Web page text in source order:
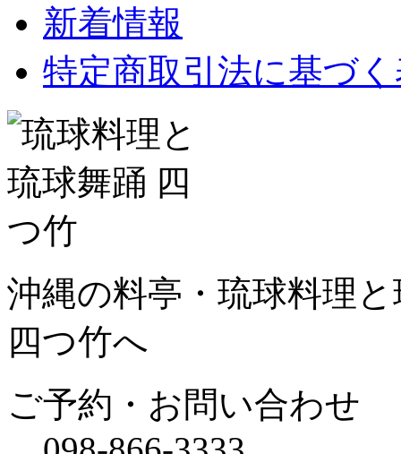
新着情報
特定商取引法に基づ
沖縄の料亭・琉球料理
四つ竹へ
ご予約・お問い合わせ